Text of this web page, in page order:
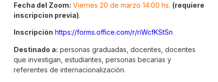
Fecha del Zoom: Viernes 20 de marzo 14:00 hs. (requiere
inscripcion previa).
Inscripción https://forms.office.com/r/riWcfKStSn
Destinado a: personas graduadas, docentes, docentes
que investigan, estudiantes, personas becarias y
referentes de internacionalización.